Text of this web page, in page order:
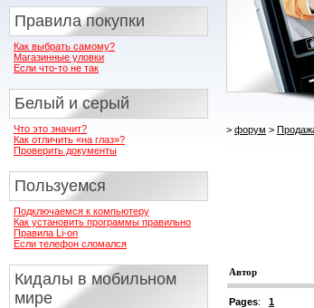
Правила покупки
Как выбрать самому?
Магазинные уловки
Если что-то не так
Белый и серый
Что это значит?
Как отличить «на глаз»?
Проверить документы
Пользуемся
Подключаемся к компьютеру
Как установить программы правильно
Правила Li-on
Если телефон сломался
Кидалы в мобильном
мире
> форум >
Автор
Pages: 1